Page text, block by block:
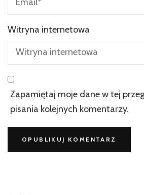
Witryna internetowa
Zapamiętaj moje dane w tej
pisania kolejnych komentarzy.